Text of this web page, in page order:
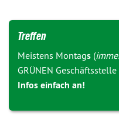
Treffen
Meistens Montags (
GRÜNEN
Infos einfach an!